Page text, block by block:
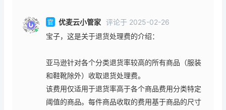
官 优麦云小管家 评论于 2025-02-26
宝子，这是关于退货处理费的介绍：
亚马逊针对各个分类退货率较高的所有商品（服装
和鞋靴除外）收取退货处理费。
该费用仅适用于退货率高于各个商品费用分类特定
阈值的商品。每件商品收取的费用基于商品的尺寸